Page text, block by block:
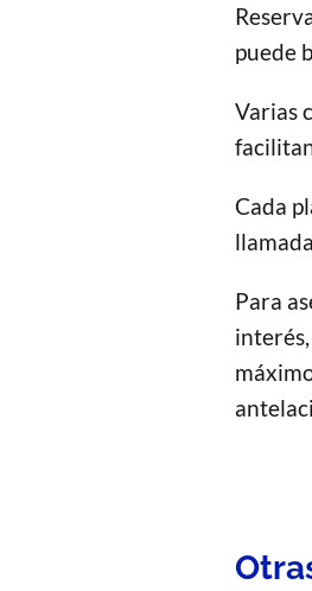
puede
Varias
Cada
Para